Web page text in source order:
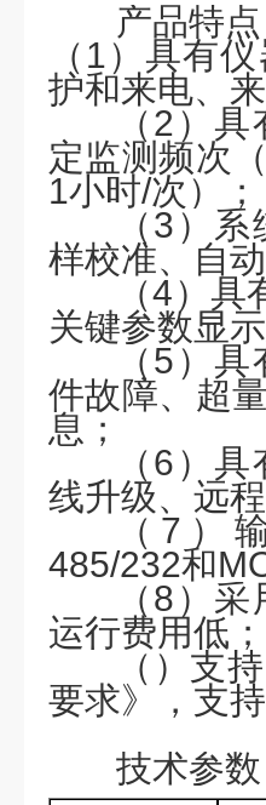
产品特点
（ 1）具有
护和来电、
（2）具
定监测频次
1小时/次）；
（3）系
样校准、自
（4）具
关键参数显
（5）具
件故障、超
息；
（6）具
线升级、远
（ 7）
485/232和
（8）采
运行费用低；
（）支
要求》，支
技术参数